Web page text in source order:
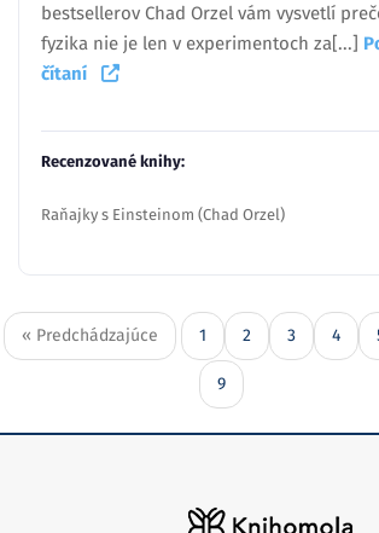
bestsellerov Chad Orzel vám vysvetlí
fyzika nie je len v experimentoch za[...]
čítaní
Recenzované knihy:
Raňajky s Einsteinom (Chad Orzel)
« Predchádzajúce 1 2 3 4
9